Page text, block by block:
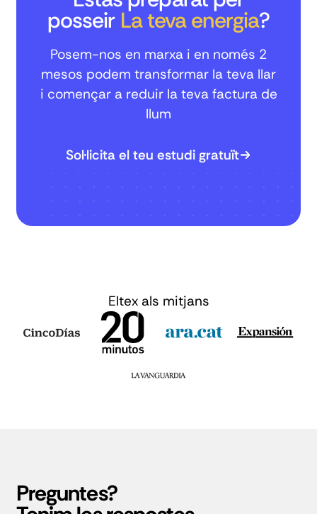
posseir La teva energia?
Posem-nos en marxa i en només 2
mesos podem transformar la teva llar
i començar a reduir la teva factura de
llum
Sol·licita el teu estudi gratuït
Eltex als mitjans
Preguntes?